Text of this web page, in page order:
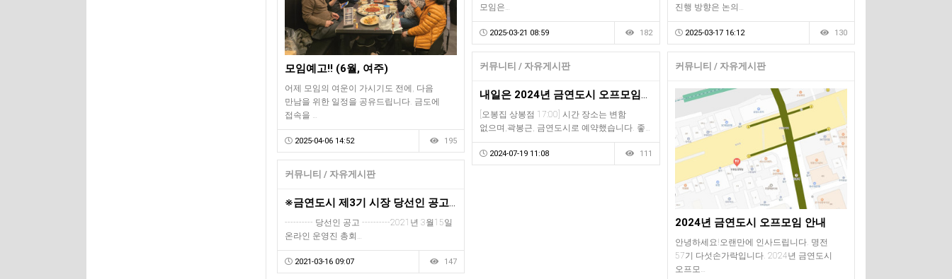
모임예고!! (6월, 여주)
어제 모임의 여운이 가시기도 전에, 다음
만남을 위한 일정을 공유드립니다. 금도에
접속을 …
2025-04-06 14:52 195
모임은…
2025-03-21 08:59 182
진행 방향은 논의…
2025-03-17 16:12 130
커뮤니티 / 자유게시판
내일은 2024년 금연도시 오프모임이 있는 날입니다.
[오봉집 상봉점 17:00] 시간 장소는 변함
없으며,곽봉근, 금연도시로 예약했습니다. 좋…
2024-07-19 11:08 111
커뮤니티 / 자유게시판
2024년 금연도시 오프모임 안내
안녕하세요!오랜만에 인사드립니다. 명전
57기 다섯손가락입니다. 2024년 금연도시
오프모…
커뮤니티 / 자유게시판
※금연도시 제3기 시장 당선인 공고※
---------- 당선인 공고 ----------2021년 3월15일
온라인 운영진 총회…
2021-03-16 09:07 147